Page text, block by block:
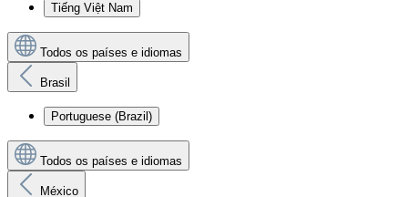
Tiếng Việt Nam
Todos os países e idiomas
Brasil
Portuguese (Brazil)
Todos os países e idiomas
México